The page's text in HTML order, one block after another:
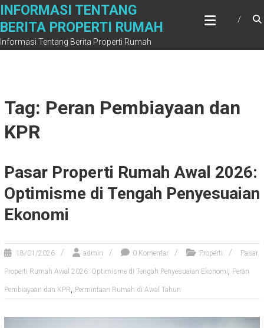
Skip
content
INFORMASI TENTANG
BERITA PROPERTI RUMAH
Informasi Tentang Berita Properti Rumah
Tag: Peran Pembiayaan dan
KPR
Pasar Properti Rumah Awal 2026:
Optimisme di Tengah Penyesuaian
Ekonomi
18/01/2026 admin 0 Komentar Properti Pasar
Properti Rumah Awal 2026: Optimisme di Tengah Penyesuaian Ekonomi, Peran
Pembiayaan dan KPR, Permintaan Rumah di Awal Tahun